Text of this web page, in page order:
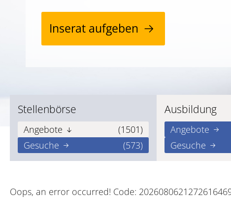
Inserat aufgeben
Stellenbörse
Angebote
(1501)
Gesuche
(573)
Ausbildung
Angebote
Gesuche
Oops, an error occurred! Code: